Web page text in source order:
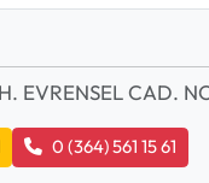
EVRENSEL CAD.
0 (364) 561 15 61